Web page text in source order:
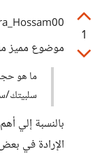
1
موضوع مميز
ما هو
سلبيتك/
بالنسبة إلي
الإرادة في